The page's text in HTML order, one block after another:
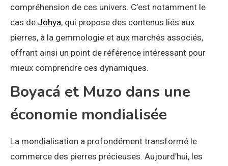
compréhension de ces univers. C’est notamment le
cas de Johya, qui propose des contenus liés aux
pierres, à la gemmologie et aux marchés associés,
offrant ainsi un point de référence intéressant pour
mieux comprendre ces dynamiques.
Boyacá et Muzo dans une
économie mondialisée
La mondialisation a profondément transformé le
commerce des pierres précieuses. Aujourd’hui, les